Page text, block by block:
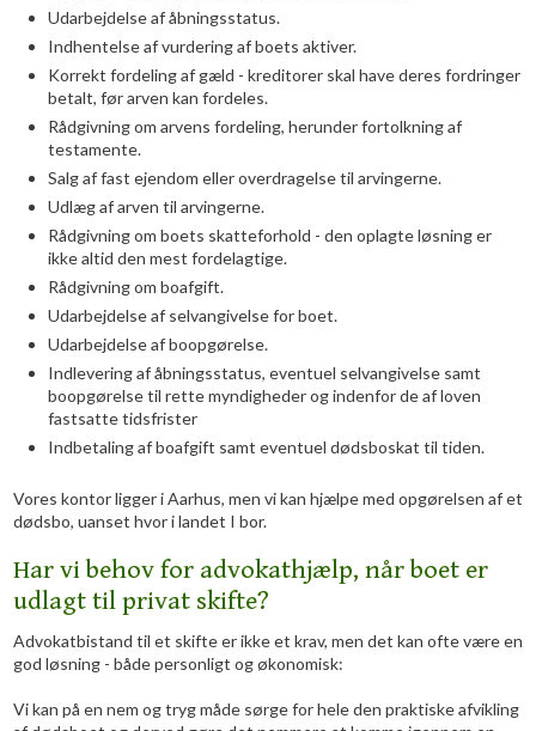
Udarbejdelse af åbningsstatus.
Indhentelse af vurdering af boets aktiver.
Korrekt fordeling af gæld - kreditorer skal have deres fordringer
betalt, før arven kan fordeles.
Rådgivning om arvens fordeling, herunder fortolkning af
testamente.
Salg af fast ejendom eller overdragelse til arvingerne.
Udlæg af arven til arvingerne.
Rådgivning om boets skatteforhold - den oplagte løsning er
ikke altid den mest fordelagtige.
Rådgivning om boafgift.
Udarbejdelse af selvangivelse for boet.
Udarbejdelse af boopgørelse.
Indlevering af åbningsstatus, eventuel selvangivelse samt
boopgørelse til rette myndigheder og indenfor de af loven
fastsatte tidsfrister
Indbetaling af boafgift samt eventuel dødsboskat til tiden.
Vores kontor ligger i Aarhus, men vi kan hjælpe med opgørelsen af et
dødsbo, uanset hvor i landet I bor.
Har vi behov for advokathjælp, når boet er
udlagt til privat skifte?
Advokatbistand til et skifte er ikke et krav, men det kan ofte være en
god løsning - både personligt og økonomisk:
Vi kan på en nem og tryg måde sørge for hele den praktiske afvikling